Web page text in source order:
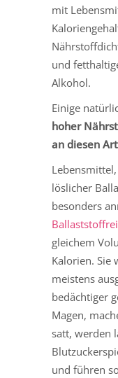
mit
und
Alkohol.
Einige
hoher
an diesen
löslicher
besonders
gleichem
Kalorien. Sie
meistens
bedächtiger
Magen,
satt, werden
und führen